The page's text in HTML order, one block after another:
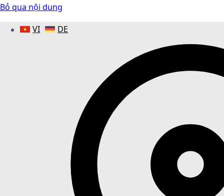
Bỏ qua nội dung
VI
DE